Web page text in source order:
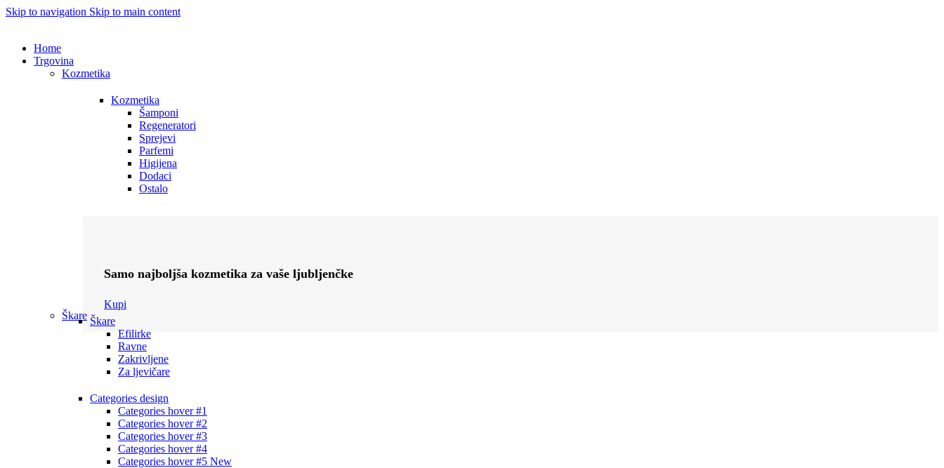
Skip to navigation Skip to main content
Home
Trgovina
Kozmetika
Kozmetika
Šamponi
Regeneratori
Sprejevi
Parfemi
Higijena
Dodaci
Ostalo
Samo najboljša kozmetika za vaše ljubljenčke
Kupi
Škare Škare
Efilirke
Ravne
Zakrivljene
Za ljevičare
Categories design
Categories hover #1
Categories hover #2
Categories hover #3
Categories hover #4
Categories hover #5 New